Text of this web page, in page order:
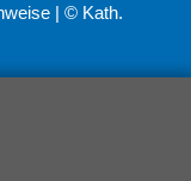
| © Kath.